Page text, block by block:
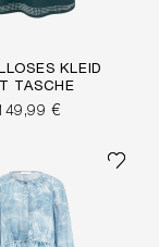
KLEID
TASCHE
€